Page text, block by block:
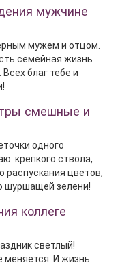
мужчине
мужем и отцом.
семейная жизнь
благ тебе и
смешные и
одного
крепкого ствола,
распускания цветов,
шуршащей зелени!
коллеге
светлый!
меняется. И жизнь